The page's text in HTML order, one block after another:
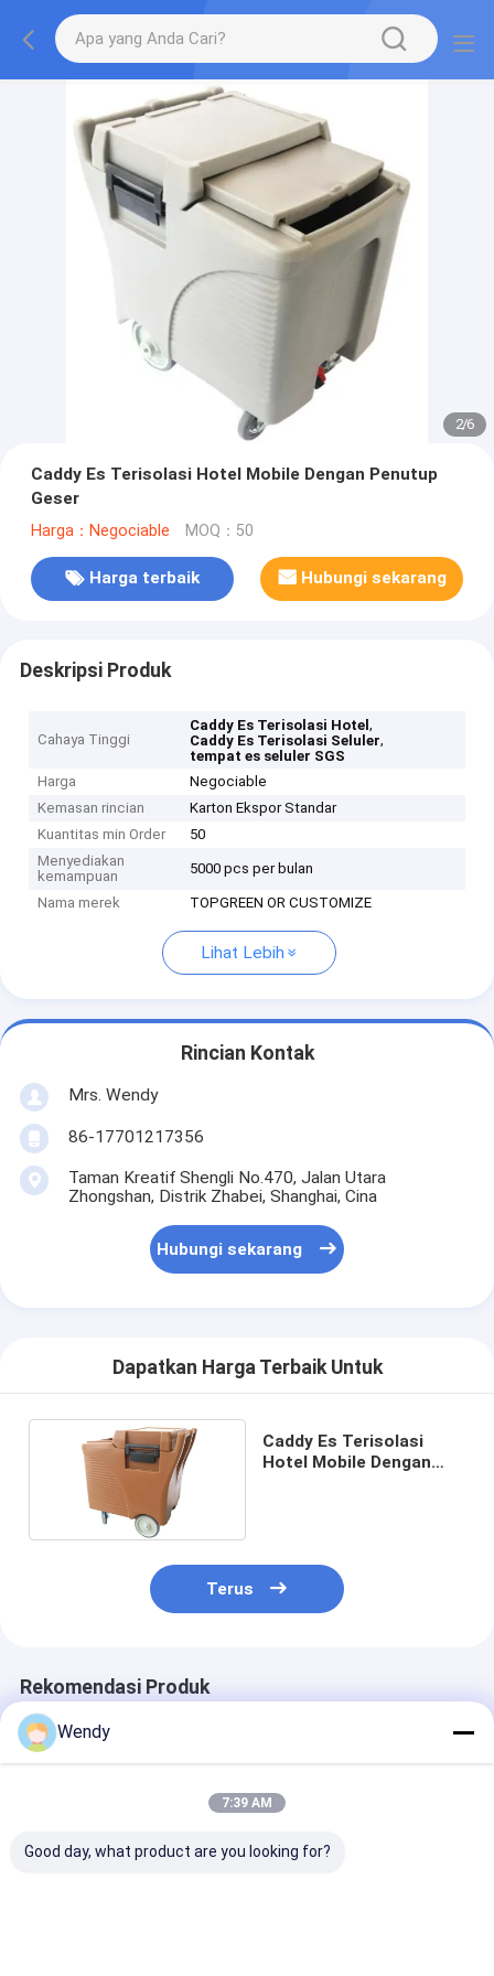
2/6
Caddy Es Terisolasi Hotel Mobile Dengan Penutup
Geser
Harga：Negociable MOQ：50
Harga terbaik Hubungi sekarang
Deskripsi Produk
Cahaya Tinggi
Caddy Es Terisolasi Hotel,
Caddy Es Terisolasi Seluler,
tempat es seluler SGS
Harga
Negociable
Kemasan rincian
Karton Ekspor Standar
Kuantitas min Order
50
Menyediakan
kemampuan
5000 pcs per bulan
Nama merek TOPGREEN OR CUSTOMIZE
Lihat Lebih
Rincian Kontak
Mrs. Wendy
86-17701217356
Taman Kreatif Shengli No.470, Jalan Utara
Zhongshan, Distrik Zhabei, Shanghai, Cina
Hubungi sekarang
Dapatkan Harga Terbaik Untuk
Caddy Es Terisolasi
Hotel Mobile Dengan
Terus
Rekomendasi Produk
Wendy
7:39 AM
Good day, what product are you looking for?